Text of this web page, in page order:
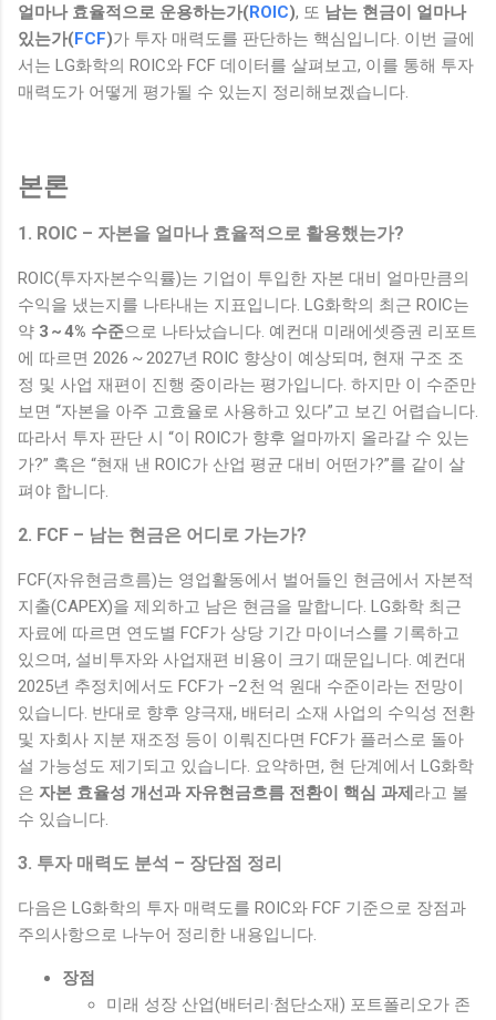
얼마나 효율적으로 운용하는가(ROIC), 또 남는 현금이 얼마나
있는가(FCF)가 투자 매력도를 판단하는 핵심입니다. 이번 글에
서는 LG화학의 ROIC와 FCF 데이터를 살펴보고, 이를 통해 투자
매력도가 어떻게 평가될 수 있는지 정리해보겠습니다.
본론
1. ROIC – 자본을 얼마나 효율적으로 활용했는가?
ROIC(투자자본수익률)는 기업이 투입한 자본 대비 얼마만큼의
수익을 냈는지를 나타내는 지표입니다. LG화학의 최근 ROIC는
약 3 ~ 4% 수준으로 나타났습니다. 예컨대 미래에셋증권 리포트
에 따르면 2026 ~ 2027년 ROIC 향상이 예상되며, 현재 구조 조
정 및 사업 재편이 진행 중이라는 평가입니다. 하지만 이 수준만
보면 “자본을 아주 고효율로 사용하고 있다”고 보긴 어렵습니다.
따라서 투자 판단 시 “이 ROIC가 향후 얼마까지 올라갈 수 있는
가?” 혹은 “현재 낸 ROIC가 산업 평균 대비 어떤가?”를 같이 살
펴야 합니다.
2. FCF – 남는 현금은 어디로 가는가?
FCF(자유현금흐름)는 영업활동에서 벌어들인 현금에서 자본적
지출(CAPEX)을 제외하고 남은 현금을 말합니다. LG화학 최근
자료에 따르면 연도별 FCF가 상당 기간 마이너스를 기록하고
있으며, 설비투자와 사업재편 비용이 크기 때문입니다. 예컨대
2025년 추정치에서도 FCF가 –2 천 억 원대 수준이라는 전망이
있습니다. 반대로 향후 양극재, 배터리 소재 사업의 수익성 전환
및 자회사 지분 재조정 등이 이뤄진다면 FCF가 플러스로 돌아
설 가능성도 제기되고 있습니다. 요약하면, 현 단계에서 LG화학
은 자본 효율성 개선과 자유현금흐름 전환이 핵심 과제 라고 볼
수 있습니다.
3. 투자 매력도 분석 – 장단점 정리
다음은 LG화학의 투자 매력도를 ROIC와 FCF 기준으로 장점과
주의사항으로 나누어 정리한 내용입니다.
장점
미래 성장 산업(배터리·첨단소재) 포트폴리오가 존